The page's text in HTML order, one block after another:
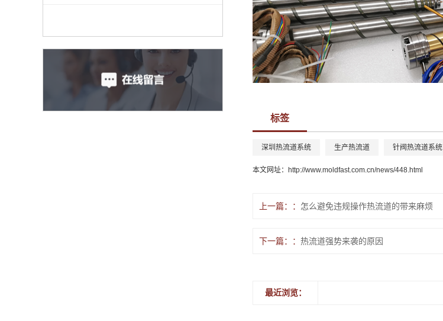
标签
深圳热流道系统 生产热流道 针阀热流道系统
本文网址： http://www.moldfast.com.cn/news/448.html
上一篇： 怎么避免违规操作热流道的带来麻烦
下一篇： 热流道强势来袭的原因
最近浏览：